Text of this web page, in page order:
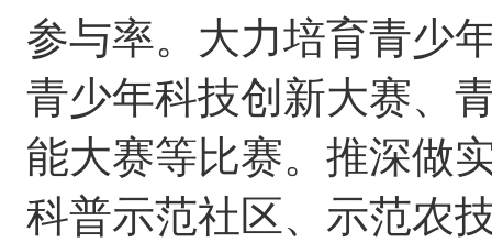
参与率。大力培育青少
青少年科技创新大赛、
能大赛等比赛。推深做
科普示范社区、示范农